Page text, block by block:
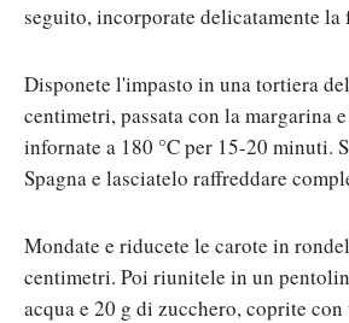
seguito, incorporate delicatamente la
Disponete l'impasto in una tortiera
centimetri, passata con la margarina
infornate a 180 °C per 15-20 minuti.
Spagna e lasciatelo raffreddare
Mondate e riducete le carote in
centimetri. Poi riunitele in un
acqua e 20 g di zucchero, coprite